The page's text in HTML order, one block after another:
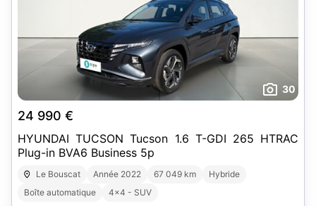
30
24 990 €
HYUNDAI TUCSON Tucson 1.6 T-GDI 265 HTRAC
Plug-in BVA6 Business 5p
Le Bouscat Année 2022 67 049 km
Hybride
Boîte automatique
4x4 - SUV